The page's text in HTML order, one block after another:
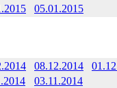
05.01.2015
08.12.2014
03.11.2014